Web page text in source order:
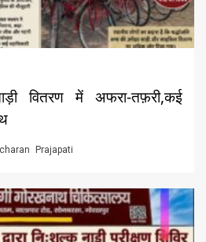
वितरण में अफरा-तफ़री,कई
Prajapati